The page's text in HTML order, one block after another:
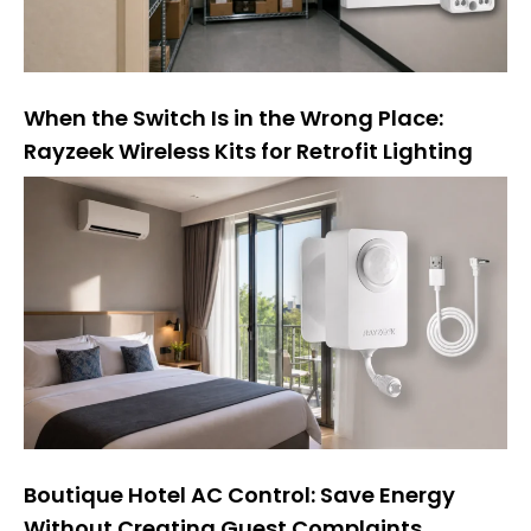
When the Switch Is in the Wrong Place:
Rayzeek Wireless Kits for Retrofit Lighting
Boutique Hotel AC Control: Save Energy